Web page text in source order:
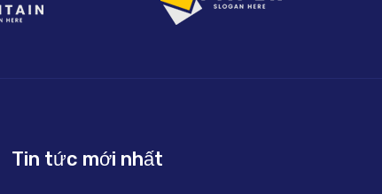
Tin tức mới nhất